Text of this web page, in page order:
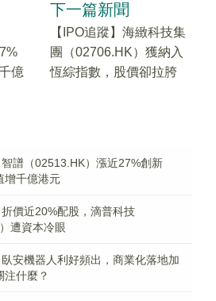
億
下一篇新聞
【IPO追蹤】海緻科技集
團（02706.HK）獲納入
恆綜指數，股價卻拉胯
智譜（02513.HK）漲近27%創新
增千億港元
折價近20%配股，滴普科技
遭資本冷眼
臥安機器人利好頻出，商業化落地加
注什麼？